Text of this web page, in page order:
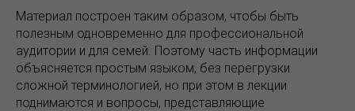
Материал построен таким образом, чтобы быть
полезным одновременно для профессиональной
аудитории и для семей. Поэтому часть информации
объясняется простым языком, без перегрузки
сложной терминологией, но при этом в лекции
поднимаются и вопросы, представляющие